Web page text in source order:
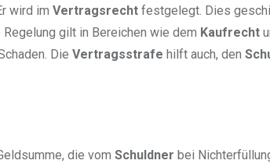
wird im Vertragsrecht festgelegt. Dies
gilt in Bereichen wie dem Kaufrecht
Die Vertragsstrafe hilft auch, den
die vom Schuldner bei